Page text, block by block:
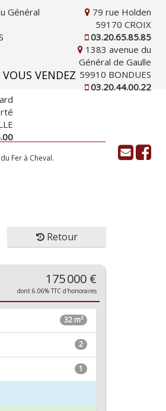
VOUS VENDEZ
Général
79 rue Holden
59170 CROIX
03.20.65.85.85
1383 avenue du
Général de Gaulle
59910 BONDUES
03.20.44.00.22
Fer à Cheval.
Retour
175 000 €
dont 6.06% TTC d'honoraires
32 m²
2
1